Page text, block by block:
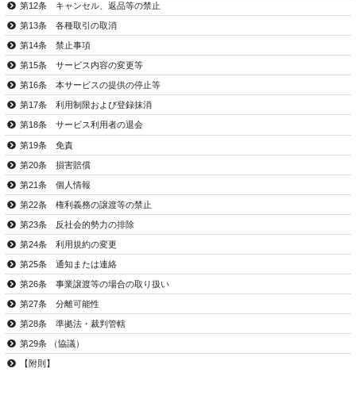
第12条 キャンセル、返品等の禁止
第13条 各種取引の取消
第14条 禁止事項
第15条 サービス内容の変更等
第16条 本サービスの提供の停止等
第17条 利用制限および登録抹消
第18条 サービス利用者の退会
第19条 免責
第20条 損害賠償
第21条 個人情報
第22条 権利義務の譲渡等の禁止
第23条 反社会的勢力の排除
第24条 利用規約の変更
第25条 通知または連絡
第26条 事業譲渡等の場合の取り扱い
第27条 分離可能性
第28条 準拠法・裁判管轄
第29条 （協議）
【附則】